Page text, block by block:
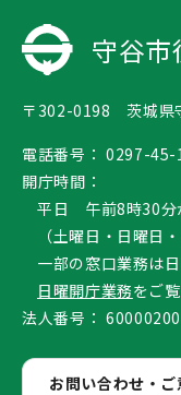
守谷市
〒302-0198 茨城県
電話番号： 0297-45-
開庁時間：
平日 午前8時30分
（土曜日・日曜日
一部の窓口業務は
日曜開庁業務をご
法人番号：
お問い合わせ・ご